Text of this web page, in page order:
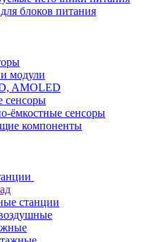
блоков питания
модули
AMOLED
сенсоры
ёмкостные сенсоры
компоненты
станции